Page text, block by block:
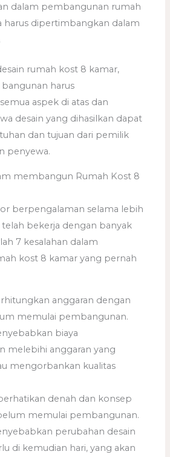
dalam pembangunan rumah
harus dipertimbangkan dalam
rumah kost 8 kamar,
harus
aspek di atas dan
desain yang dihasilkan dapat
dan tujuan dari pemilik
penyewa.
membangun Rumah Kost 8
berpengalaman selama lebih
telah bekerja dengan banyak
7 kesalahan dalam
kost 8 kamar yang pernah
anggaran dengan
memulai pembangunan.
biaya
melebihi anggaran yang
mengorbankan kualitas
denah dan konsep
memulai pembangunan.
perubahan desain
di kemudian hari, yang akan